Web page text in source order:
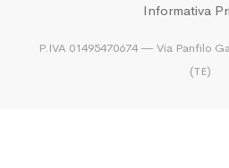
Informativa
P.IVA 01495470674 — Via Panfilo
(TE)